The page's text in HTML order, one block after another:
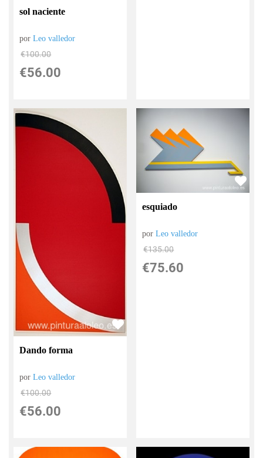
sol naciente
porLeo valledor
€100.00
€56.00
Dando forma
porLeo valledor
€100.00
€56.00
esquiado
porLeo valledor
€135.00
€75.60